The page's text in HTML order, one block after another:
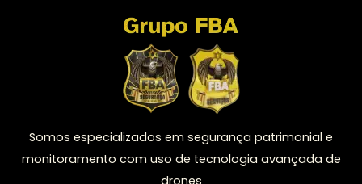
Somos especializados em segurança patrimonial e
monitoramento com uso de tecnologia avançada de